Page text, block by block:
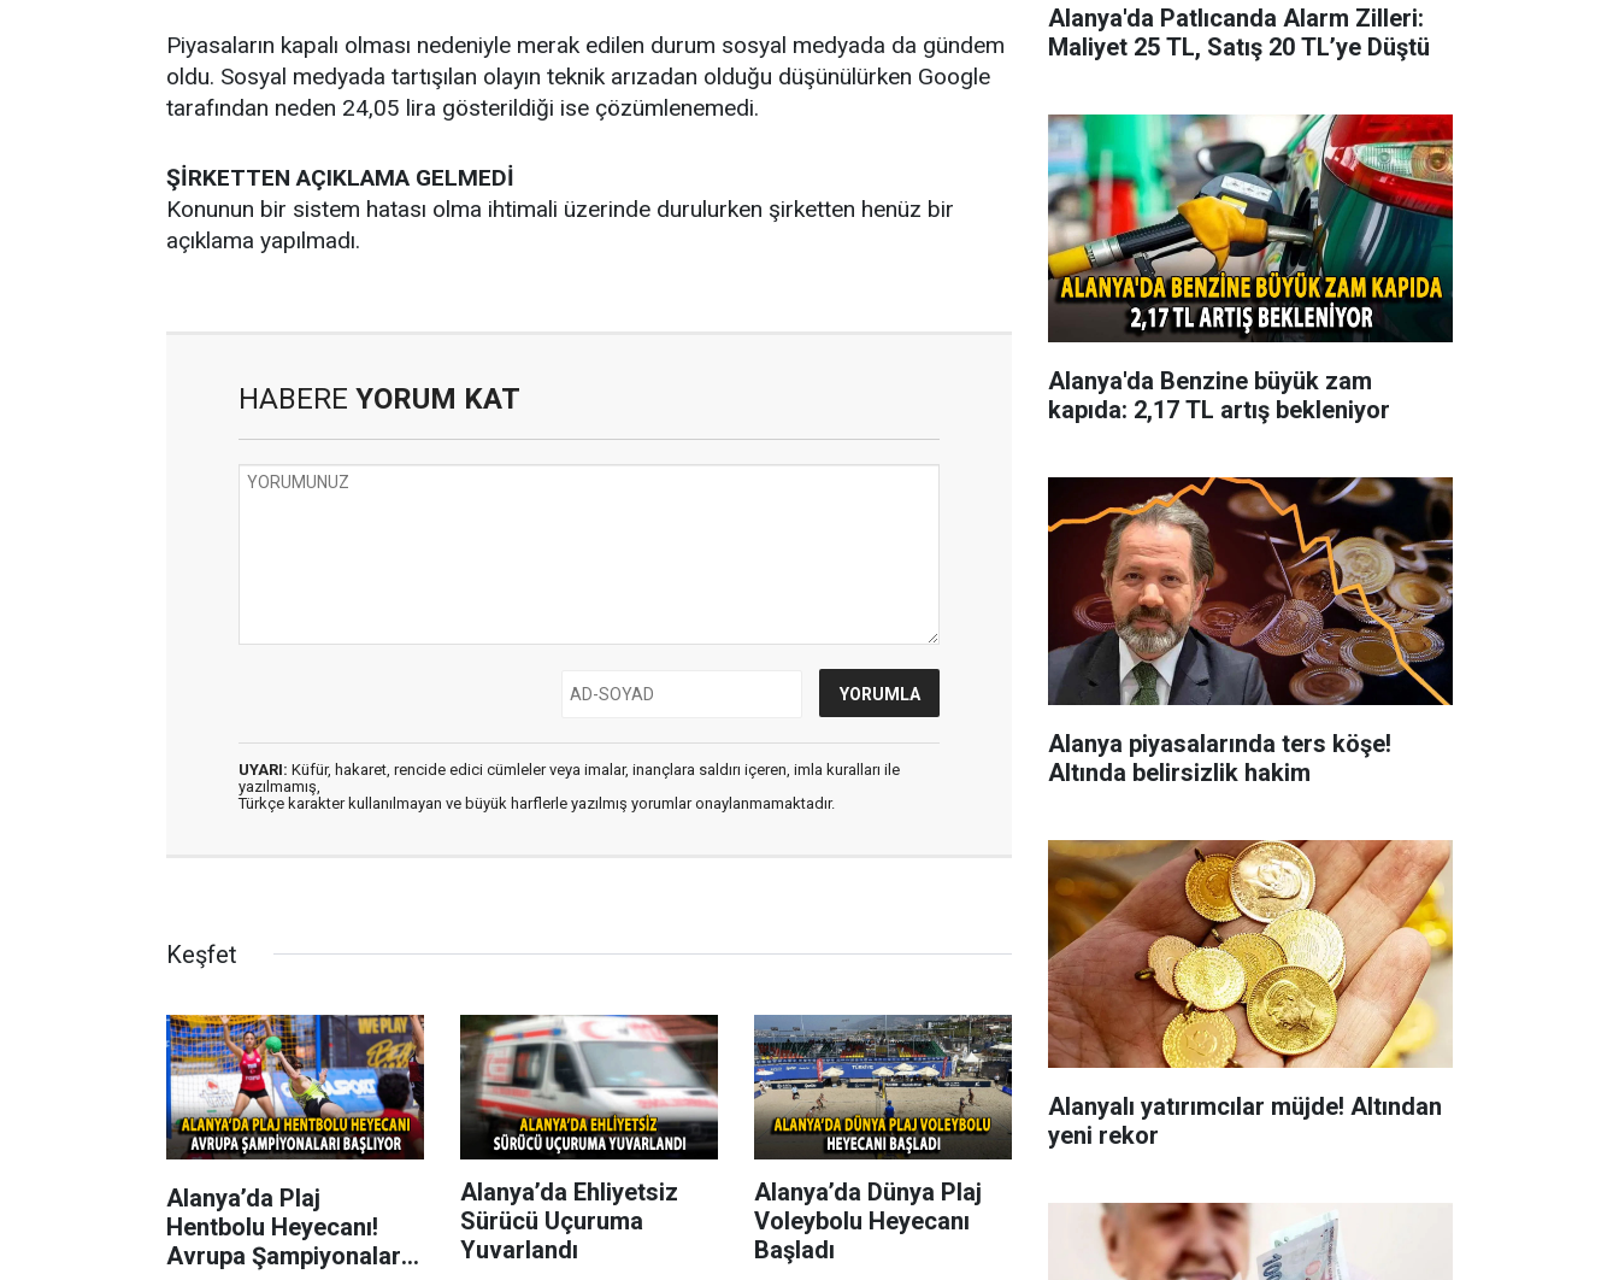
Piyasaların kapalı olması nedeniyle merak edilen durum sosyal medyada da gündem
oldu. Sosyal medyada tartışılan olayın teknik arızadan olduğu düşünülürken Google
tarafından neden 24,05 lira gösterildiği ise çözümlenemedi.
ŞİRKETTEN AÇIKLAMA GELMEDİ
Konunun bir sistem hatası olma ihtimali üzerinde durulurken şirketten henüz bir
açıklama yapılmadı.
HABERE YORUM KAT
UYARI: Küfür, hakaret, rencide edici cümleler veya imalar, inançlara saldırı içeren, imla kuralları ile
yazılmamış,
Türkçe karakter kullanılmayan ve büyük harflerle yazılmış yorumlar onaylanmamaktadır.
Keşfet
Alanya’da Plaj
Hentbolu Heyecanı!
Avrupa Şampiyonaları
Alanya’da Ehliyetsiz
Sürücü Uçuruma
Yuvarlandı
Alanya’da Dünya Plaj
Voleybolu Heyecanı
Başladı
Alanya'da Patlıcanda Alarm Zilleri:
Maliyet 25 TL, Satış 20 TL’ye Düştü
Alanya'da Benzine büyük zam
kapıda: 2,17 TL artış bekleniyor
Alanya piyasalarında ters köşe!
Altında belirsizlik hakim
Alanyalı yatırımcılar müjde! Altından
yeni rekor